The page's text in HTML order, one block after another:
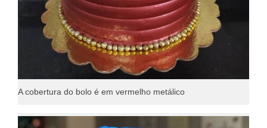
A cobertura do bolo é em vermelho metálico